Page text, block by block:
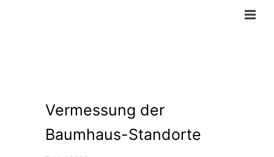
Vermessung der
Baumhaus-Standorte